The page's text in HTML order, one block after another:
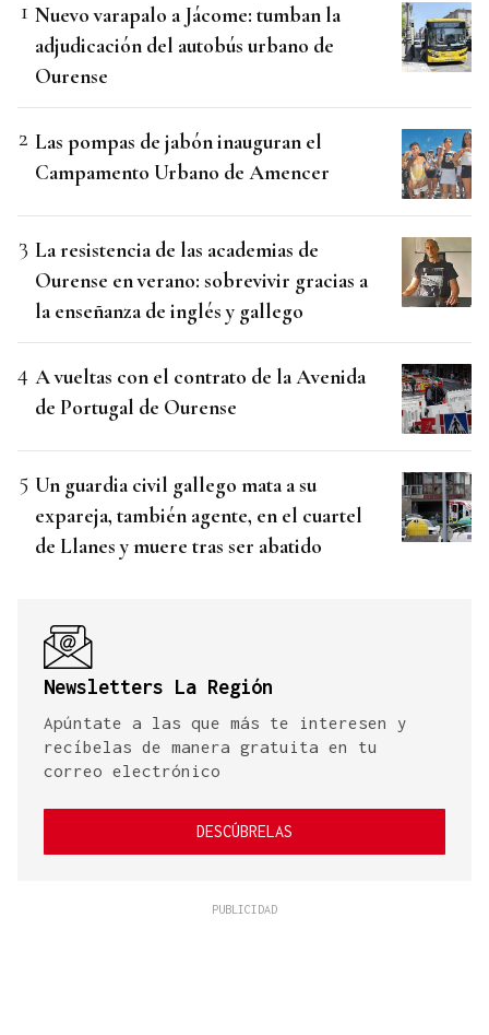
Nuevo varapalo a Jácome: tumban la
adjudicación del autobús urbano de
Ourense
Las pompas de jabón inauguran el
Campamento Urbano de Amencer
La resistencia de las academias de
Ourense en verano: sobrevivir gracias a
la enseñanza de inglés y gallego
A vueltas con el contrato de la Avenida
de Portugal de Ourense
Un guardia civil gallego mata a su
expareja, también agente, en el cuartel
de Llanes y muere tras ser abatido
Newsletters La Región
Apúntate a las que más te interesen y
recíbelas de manera gratuita en tu
correo electrónico
DESCÚBRELAS